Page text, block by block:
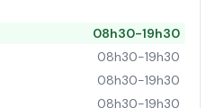
08h30-19h30
08h30-19h30
08h30-19h30
08h30-19h30